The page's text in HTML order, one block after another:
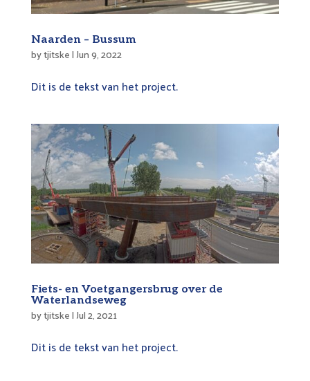
Naarden – Bussum
bytjitske| Jun 9, 2022
Dit is de tekst van het project.
Fiets- en Voetgangersbrug over de
Waterlandseweg
bytjitske| Jul 2, 2021
Dit is de tekst van het project.